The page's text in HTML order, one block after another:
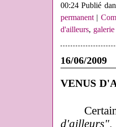
00:24 Publié
permanent|
d'ailleurs,
16/06/2009
VENUS
d'ailleurs",